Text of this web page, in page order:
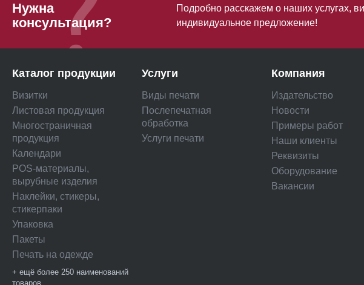
Нужна
консультация?
Подробно расскажем о наших услугах,
индивидуальное предложение!
Каталог продукции
Визитки
Листовая продукция
Многостраничная
продукция
Календари
POS-материалы,
вырубные изделия
Наклейки, стикеры,
стикерпаки
Упаковка
Пакеты
Печать на одежде
+ ещё более 250 наименований
товаров
Услуги
Виды печати
Послепечатная
обработка
Услуги печати
Компания
Издательство
Новости
Примеры работ
Наши клиенты
Реквизиты
Оборудование
Вакансии